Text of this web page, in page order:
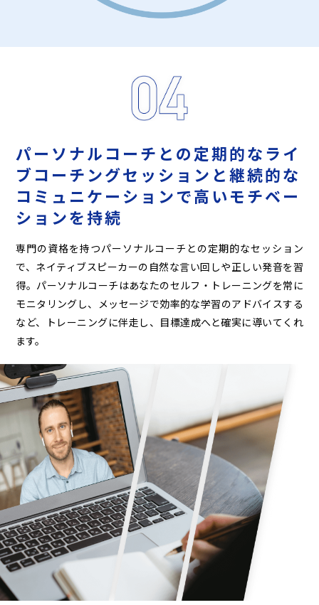
パーソナルコーチとの定期的なライ
ブコーチングセッションと継続的な
コミュニケーションで高いモチベー
ションを持続
専門の資格を持つパーソナルコーチとの定期的なセッション
で、ネイティブスピーカーの自然な言い回しや正しい発音を習
得。パーソナルコーチはあなたのセルフ・トレーニングを常に
モニタリングし、メッセージで効率的な学習のアドバイスする
など、トレーニングに伴走し、目標達成へと確実に導いてくれ
ます。